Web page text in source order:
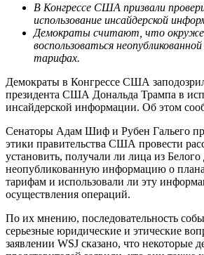
В Конгрессе США призвали
использование инсайдерской
Демократы считают, что
воспользоваться
тарифах.
Демократы в Конгрессе США
президента США Дональда Трампа в
инсайдерской информации. Об этом
Сенаторы Адам Шиф и Рубен Гальего
этики правительства США провести
установить, получали ли лица из
неопубликованную информацию о
тарифам и использовали ли эту
осуществления операций.
По их мнению, последовательность
серьезные юридические и этические
заявлении WSJ сказано, что некоторые